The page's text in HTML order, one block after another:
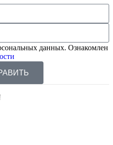
данных. Ознакомлен